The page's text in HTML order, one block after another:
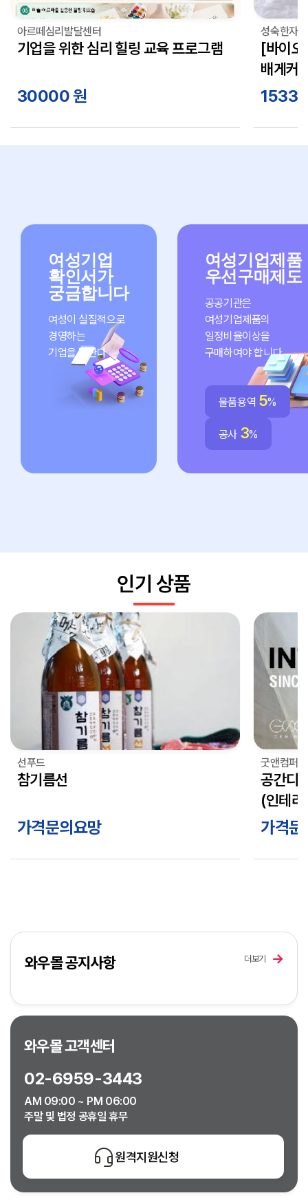
아르떼심리발달센터
기업을 위한 심리 힐링 교육 프로그램
30000원
성숙한자
[바이오
배게커
15330
여성기업
확인서가
궁금합니다
여성이 실질적으로
경영하는
기업을 말한다
여성기업제품
우선구매제도
공공기관은
여성기업제품의
일정비율이상을
구매하여야 합니다
물품용역 5%
공사 3%
인기 상품
선푸드
참기름선
가격문의요망
굿앤컴퍼니
공간디
(인테
가격문
와우몰 공지사항 더보기
와우몰 고객센터
02-6959-3443
AM 09:00 ~ PM 06:00
주말 및 법정 공휴일 휴무
원격지원신청